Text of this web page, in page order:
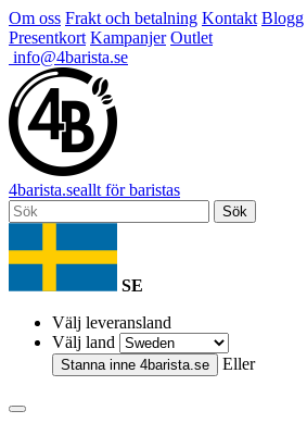
Om oss Frakt och betalning Kontakt Blogg
Presentkort Kampanjer Outlet
info@4barista.se
4barista.seallt för baristas
Sök
SE
Välj leveransland
Välj land
Stanna inne 4barista.se Eller